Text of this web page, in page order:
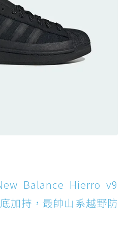
Voyage NITRO™ 4
底注入，回彈與防滑兼具的
Cloudhorizon 2 WP：腳
的防水輕越野鞋
登場，經典八孔加上全防
SKECHERS BADGER
踩即穿懶人神器！搭載固特
健走鞋
Cascadia 19 GTX：注
Balance Hierro v9
加持，最帥山系越野防